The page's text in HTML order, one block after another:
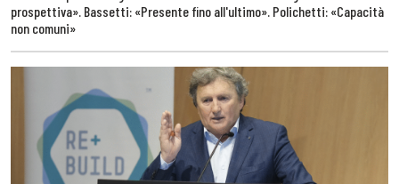
prospettiva». Bassetti: «Presente fino all'ultimo». Polichetti: «Capacità
non comuni»